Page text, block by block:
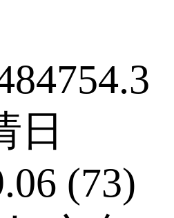
日
(73)